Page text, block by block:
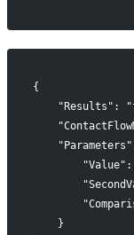
{
"Results":
"Value":
    }